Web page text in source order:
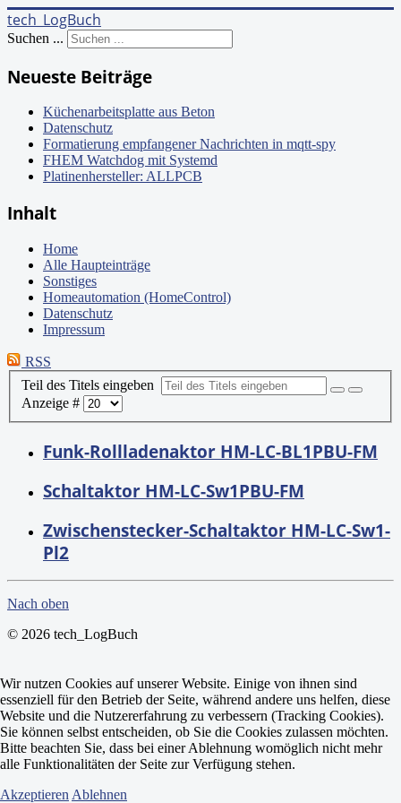
tech_LogBuch
Suchen ...
Neueste Beiträge
Küchenarbeitsplatte aus Beton
Datenschutz
Formatierung empfangener Nachrichten in mqtt-spy
FHEM Watchdog mit Systemd
Platinenhersteller: ALLPCB
Inhalt
Home
Alle Haupteinträge
Sonstiges
Homeautomation (HomeControl)
Datenschutz
Impressum
RSS
Teil des Titels eingeben
Anzeige #
Funk-Rollladenaktor HM-LC-BL1PBU-FM
Schaltaktor HM-LC-Sw1PBU-FM
Zwischenstecker-Schaltaktor HM-LC-Sw1-
Pl2
Nach oben
© 2026 tech_LogBuch
Wir nutzen Cookies auf unserer Website. Einige von ihnen sind
essenziell für den Betrieb der Seite, während andere uns helfen, diese
Website und die Nutzererfahrung zu verbessern (Tracking Cookies).
Sie können selbst entscheiden, ob Sie die Cookies zulassen möchten.
Bitte beachten Sie, dass bei einer Ablehnung womöglich nicht mehr
alle Funktionalitäten der Seite zur Verfügung stehen.
Akzeptieren Ablehnen